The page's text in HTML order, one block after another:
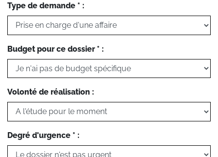
Type de demande * :
Budget pour ce dossier * :
Volonté de réalisation :
Degré d'urgence * :